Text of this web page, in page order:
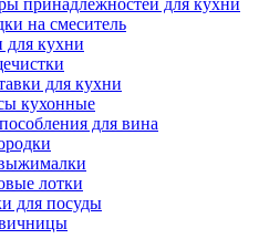
принадлежностей для кухни
на смеситель
кухни
для кухни
кухонные
для вина
лотки
для посуды